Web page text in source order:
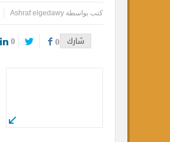
Ashraf elgedawy التاريخ:
0
0